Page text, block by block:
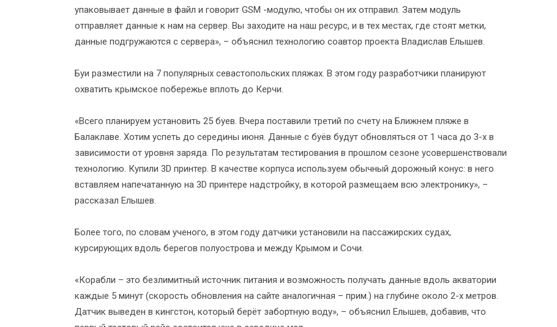
упаковывает данные в файл и говорит GSM -модулю, чтобы он их отправил. Затем модуль
отправляет данные к нам на сервер. Вы заходите на наш ресурс, и в тех местах, где стоят метки,
данные подгружаются с сервера», – объяснил технологию соавтор проекта Владислав Елышев.
Буи разместили на 7 популярных севастопольских пляжах. В этом году разработчики планируют
охватить крымское побережье вплоть до Керчи.
«Всего планируем установить 25 буев. Вчера поставили третий по счету на Ближнем пляже в
Балаклаве. Хотим успеть до середины июня. Данные с буёв будут обновляться от 1 часа до 3-х в
зависимости от уровня заряда. По результатам тестирования в прошлом сезоне усовершенствовали
технологию. Купили 3D принтер. В качестве корпуса используем обычный дорожный конус: в него
вставляем напечатанную на 3D принтере надстройку, в которой размещаем всю электронику», –
рассказал Елышев.
Более того, по словам ученого, в этом году датчики установили на пассажирских судах,
курсирующих вдоль берегов полуострова и между Крымом и Сочи.
«Корабли – это безлимитный источник питания и возможность получать данные вдоль акватории
каждые 5 минут (скорость обновления на сайте аналогичная – прим.) на глубине около 2-х метров.
Датчик выведен в кингстон, который берёт забортную воду», – объяснил Елышев, добавив, что